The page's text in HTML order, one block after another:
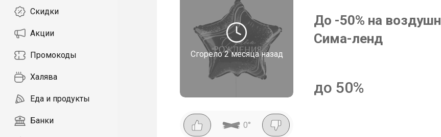
Скидки
Акции
Промокоды
Халява
Еда и продукты
Банки
Сгорело2 месяца назад
До -50% на
Сима-ленд
до 50%
0°